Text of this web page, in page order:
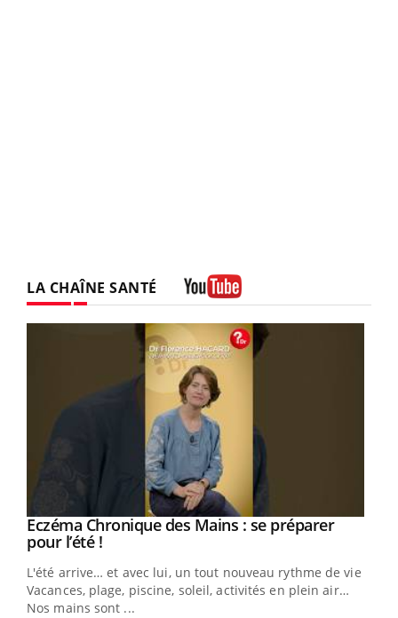
LA CHAÎNE SANTÉ
Youtube
Eczéma Chronique des Mains : se préparer
pour l’été !Youtube
L'été arrive… et avec lui, un tout nouveau rythme de vie !
Vacances, plage, piscine, soleil, activités en plein air…
Nos mains sont ...